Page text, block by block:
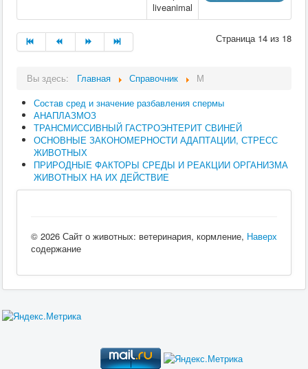
liveanimal
Страница 14 из 18
Вы здесь: Главная Справочник
М
Состав сред и значение разбавления спермы
АНАПЛАЗМОЗ
ТРАНСМИССИВНЫЙ ГАСТРОЭНТЕРИТ СВИНЕЙ
ОСНОВНЫЕ ЗАКОНОМЕРНОСТИ АДАПТАЦИИ, СТРЕСС
ЖИВОТНЫХ
ПРИРОДНЫЕ ФАКТОРЫ СРЕДЫ И РЕАКЦИИ ОРГАНИЗМА
ЖИВОТНЫХ НА ИХ ДЕЙСТВИЕ
Наверх
© 2026 Сайт о животных: ветеринария, кормление,
содержание